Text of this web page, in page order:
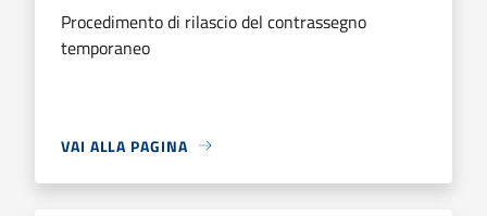
Procedimento di rilascio del contrassegno
temporaneo
VAI ALLA PAGINA